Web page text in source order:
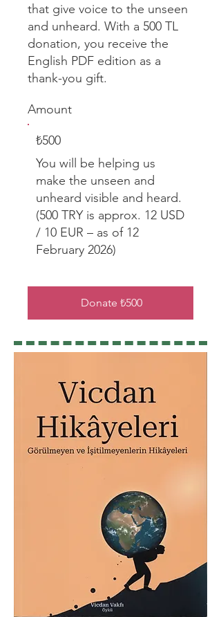
that give voice to the unseen
and unheard. With a 500 TL
donation, you receive the
English PDF edition as a
thank-you gift.
Amount
You will be helping us
make the unseen and
unheard visible and heard.
(500 TRY is approx. 12 USD
/ 10 EUR – as of 12
February 2026)
₺500
Donate ₺500